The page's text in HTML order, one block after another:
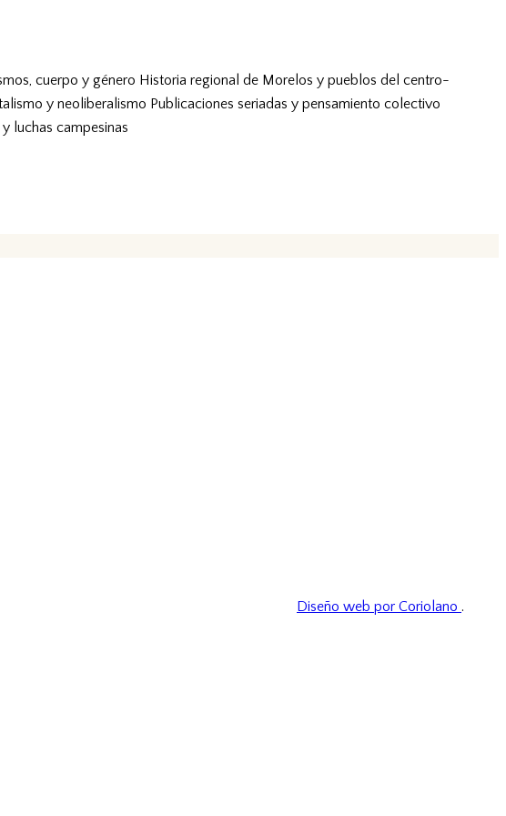
cuerpo y género Historia regional de Morelos y pueblos del centro-
y neoliberalismo Publicaciones seriadas y pensamiento colectivo
luchas campesinas
Diseño web por Coriolano .